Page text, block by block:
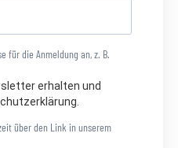
für die Anmeldung an, z. B.
erhalten und
über den Link in unserem